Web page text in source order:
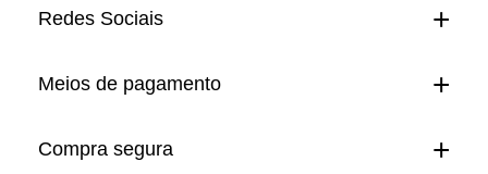
Redes Sociais
Meios de pagamento
Compra segura